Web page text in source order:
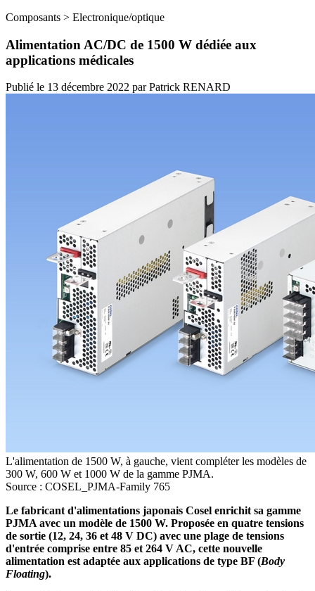
Composants > Electronique/optique
Alimentation AC/DC de 1500 W dédiée aux
applications médicales
Publié le 13 décembre 2022 parPatrick RENARD
L'alimentation de 1500 W, à gauche, vient compléter les modèles de
300 W, 600 W et 1000 W de la gamme PJMA.
Source : COSEL_PJMA-Family 765
Le fabricant d'alimentations japonais Cosel enrichit sa gamme
PJMA avec un modèle de 1500 W. Proposée en quatre tensions
de sortie (12, 24, 36 et 48 V DC) avec une plage de tensions
d'entrée comprise entre 85 et 264 V AC, cette nouvelle
alimentation est adaptée aux applications de type BF (Body
Floating).